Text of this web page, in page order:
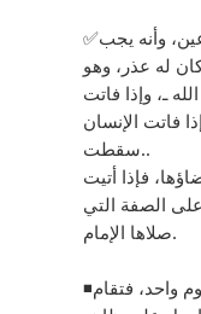
✅والذي يترجح لي من الأدلة أنها فرض عين، وأنه يجب
له عذر، وهو
ـ، وإذا فاتت
فاتت الإنسان
سقطت..
فإذا أتيت
الصفة التي
صلاها الإمام.
◾️سادساً: إذا اجتمعت الجمعة والعيد في يوم واحد، فتقام